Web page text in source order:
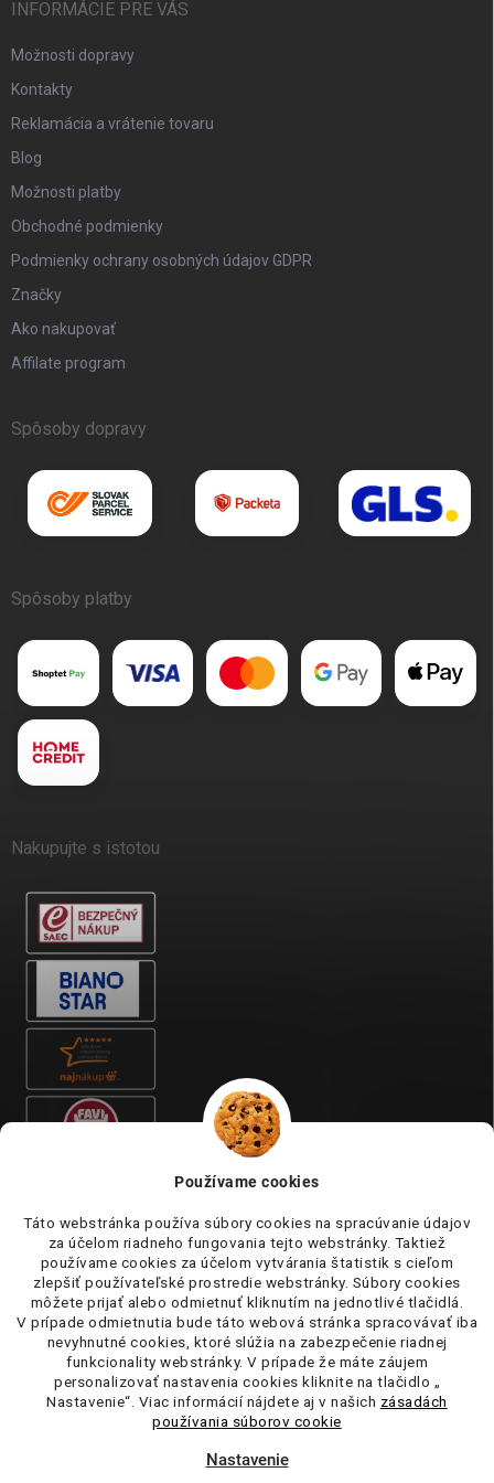
Používame cookies
Táto webstránka používa súbory cookies na spracúvanie údajov
za účelom riadneho fungovania tejto webstránky. Taktiež
používame cookies za účelom vytvárania štatistik s cieľom
zlepšiť používateľské prostredie webstránky. Súbory cookies
môžete prijať alebo odmietnuť kliknutím na jednotlivé tlačidlá.
V prípade odmietnutia bude táto webová stránka spracovávať iba
nevyhnutné cookies, ktoré slúžia na zabezpečenie riadnej
funkcionality webstránky. V prípade že máte záujem
personalizovať nastavenia cookies kliknite na tlačidlo „
Nastavenie“. Viac informácií nájdete aj v našich zásadách
používania súborov cookie
Nastavenie
INFORMÁCIE PRE VÁS
Možnosti dopravy
Kontakty
Reklamácia a vrátenie tovaru
Blog
Možnosti platby
Obchodné podmienky
Podmienky ochrany osobných údajov GDPR
Značky
Ako nakupovať
Affilate program
Spôsoby dopravy
Spôsoby platby
Nakupujte s istotou